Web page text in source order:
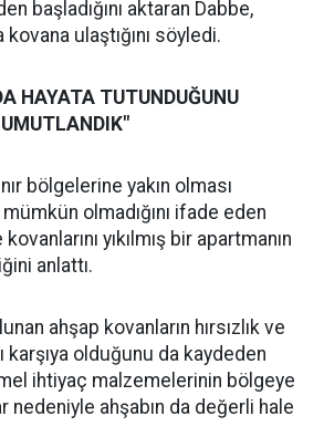
başladığını aktaran Dabbe,
ulaştığını söyledi.
HAYATA TUTUNDUĞUNU
bölgelerine yakın olması
olmadığını ifade eden
yıkılmış bir apartmanın
anlattı.
ahşap kovanların hırsızlık ve
karşıya olduğunu da kaydeden
ihtiyaç malzemelerinin bölgeye
nedeniyle ahşabın da değerli hale